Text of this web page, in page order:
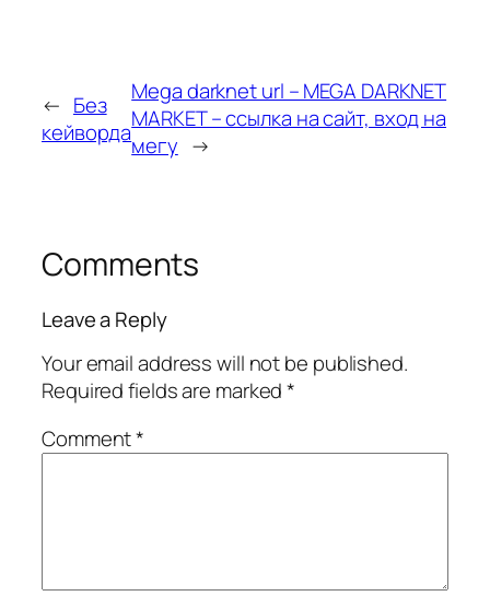
← Без
кейворда
Mega darknet url – MEGA DARKNET
MARKET – ссылка на сайт, вход на
мегу →
Comments
Leave a Reply
Your email address will not be published.
Required fields are marked*
Comment*